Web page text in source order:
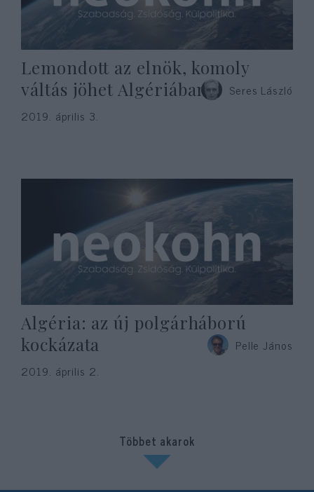
Lemondott az elnök, komoly
váltás jöhet Algériában
Seres László
2019. április 3.
Algéria: az új polgárháború
kockázata
Pelle János
2019. április 2.
Többet akarok